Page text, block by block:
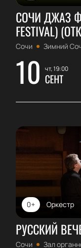
СОЧИ ДЖАЗ
FESTIVAL)
Сочи Зимний
10 чт, 19:00
СЕНТ
Оркестр
0+
РУССКИЙ
Сочи Зал